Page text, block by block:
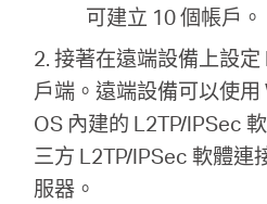
可建立 10 個帳戶。
2. 接著在遠端設備上設定
戶端。遠端設備可以使
OS 內建的 L2TP/IPSec
三方 L2TP/IPSec 軟體連
服器。